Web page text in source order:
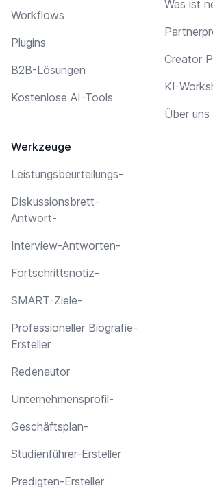
Workflows
Plugins
B2B-Lösungen
Kostenlose AI-Tools
Werkzeuge
Leistungsbeurteilungs-
Diskussionsbrett-
Antwort-
Interview-Antworten-
Fortschrittsnotiz-
SMART-Ziele-
Professioneller Biografie-
Ersteller
Redenautor
Unternehmensprofil-
Geschäftsplan-
Studienführer-Ersteller
Predigten-Ersteller
Was ist
Creator
KI-
Über uns